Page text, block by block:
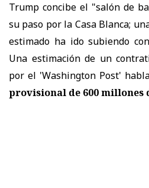
Trump concibe el "salón de
su paso por la Casa Blanca;
estimado ha ido subiendo
Una estimación de un
por el 'Washington Post'
provisional de 600 millones